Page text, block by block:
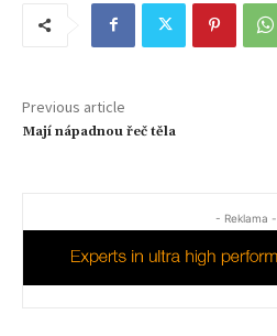
Previous article
Mají nápadnou řeč těla
- Reklama -